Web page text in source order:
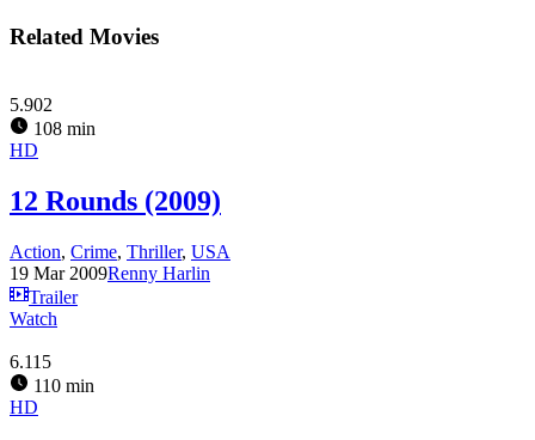
Related Movies
5.902
108 min
HD
12 Rounds (2009)
Action, Crime, Thriller, USA
19 Mar 2009Renny Harlin
Trailer
Watch
6.115
110 min
HD